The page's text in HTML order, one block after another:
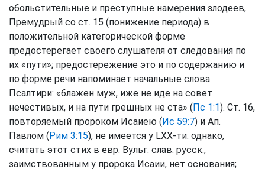
обольстительные и преступные намерения злодеев,
Премудрый со ст. 15 (понижение периода) в
положительной категорической форме
предостерегает своего слушателя от следования по
их «пути»; предостережение это и по содержанию и
по форме речи напоминает начальные слова
Псалтири: «блажен муж, иже не иде на совет
нечестивых, и на пути грешных не ста» (Пс 1:1). Ст. 16,
повторяемый пророком Исаиею (Ис 59:7) и Ап.
Павлом (Рим 3:15), не имеется у LXX-ти: однако,
считать этот стих в евр. Вульг. слав. русск.,
заимствованным у пророка Исаии, нет основания;